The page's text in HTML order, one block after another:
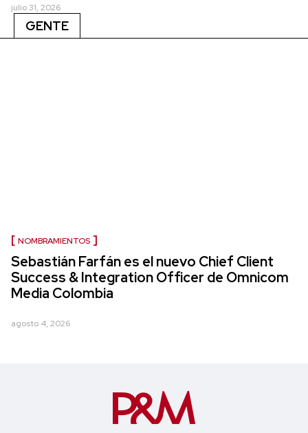
julio 31, 2026
GENTE
NOMBRAMIENTOS
Sebastián Farfán es el nuevo Chief Client
Success & Integration Officer de Omnicom
Media Colombia
agosto 4, 2026